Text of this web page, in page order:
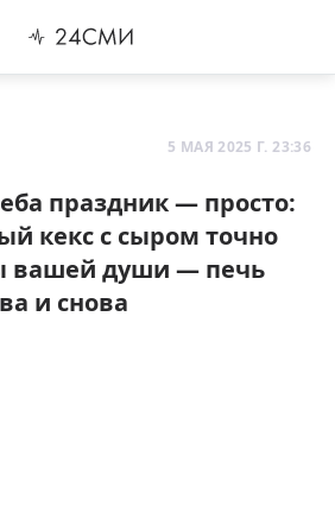
5 МАЯ 2025 Г. 23:36
праздник — просто:
кекс с сыром точно
вашей души — печь
и снова